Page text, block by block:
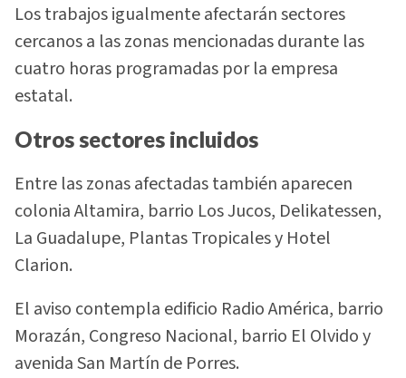
Los trabajos igualmente afectarán sectores
cercanos a las zonas mencionadas durante las
cuatro horas programadas por la empresa
estatal.
Otros sectores incluidos
Entre las zonas afectadas también aparecen
colonia Altamira, barrio Los Jucos, Delikatessen,
La Guadalupe, Plantas Tropicales y Hotel
Clarion.
El aviso contempla edificio Radio América, barrio
Morazán, Congreso Nacional, barrio El Olvido y
avenida San Martín de Porres.